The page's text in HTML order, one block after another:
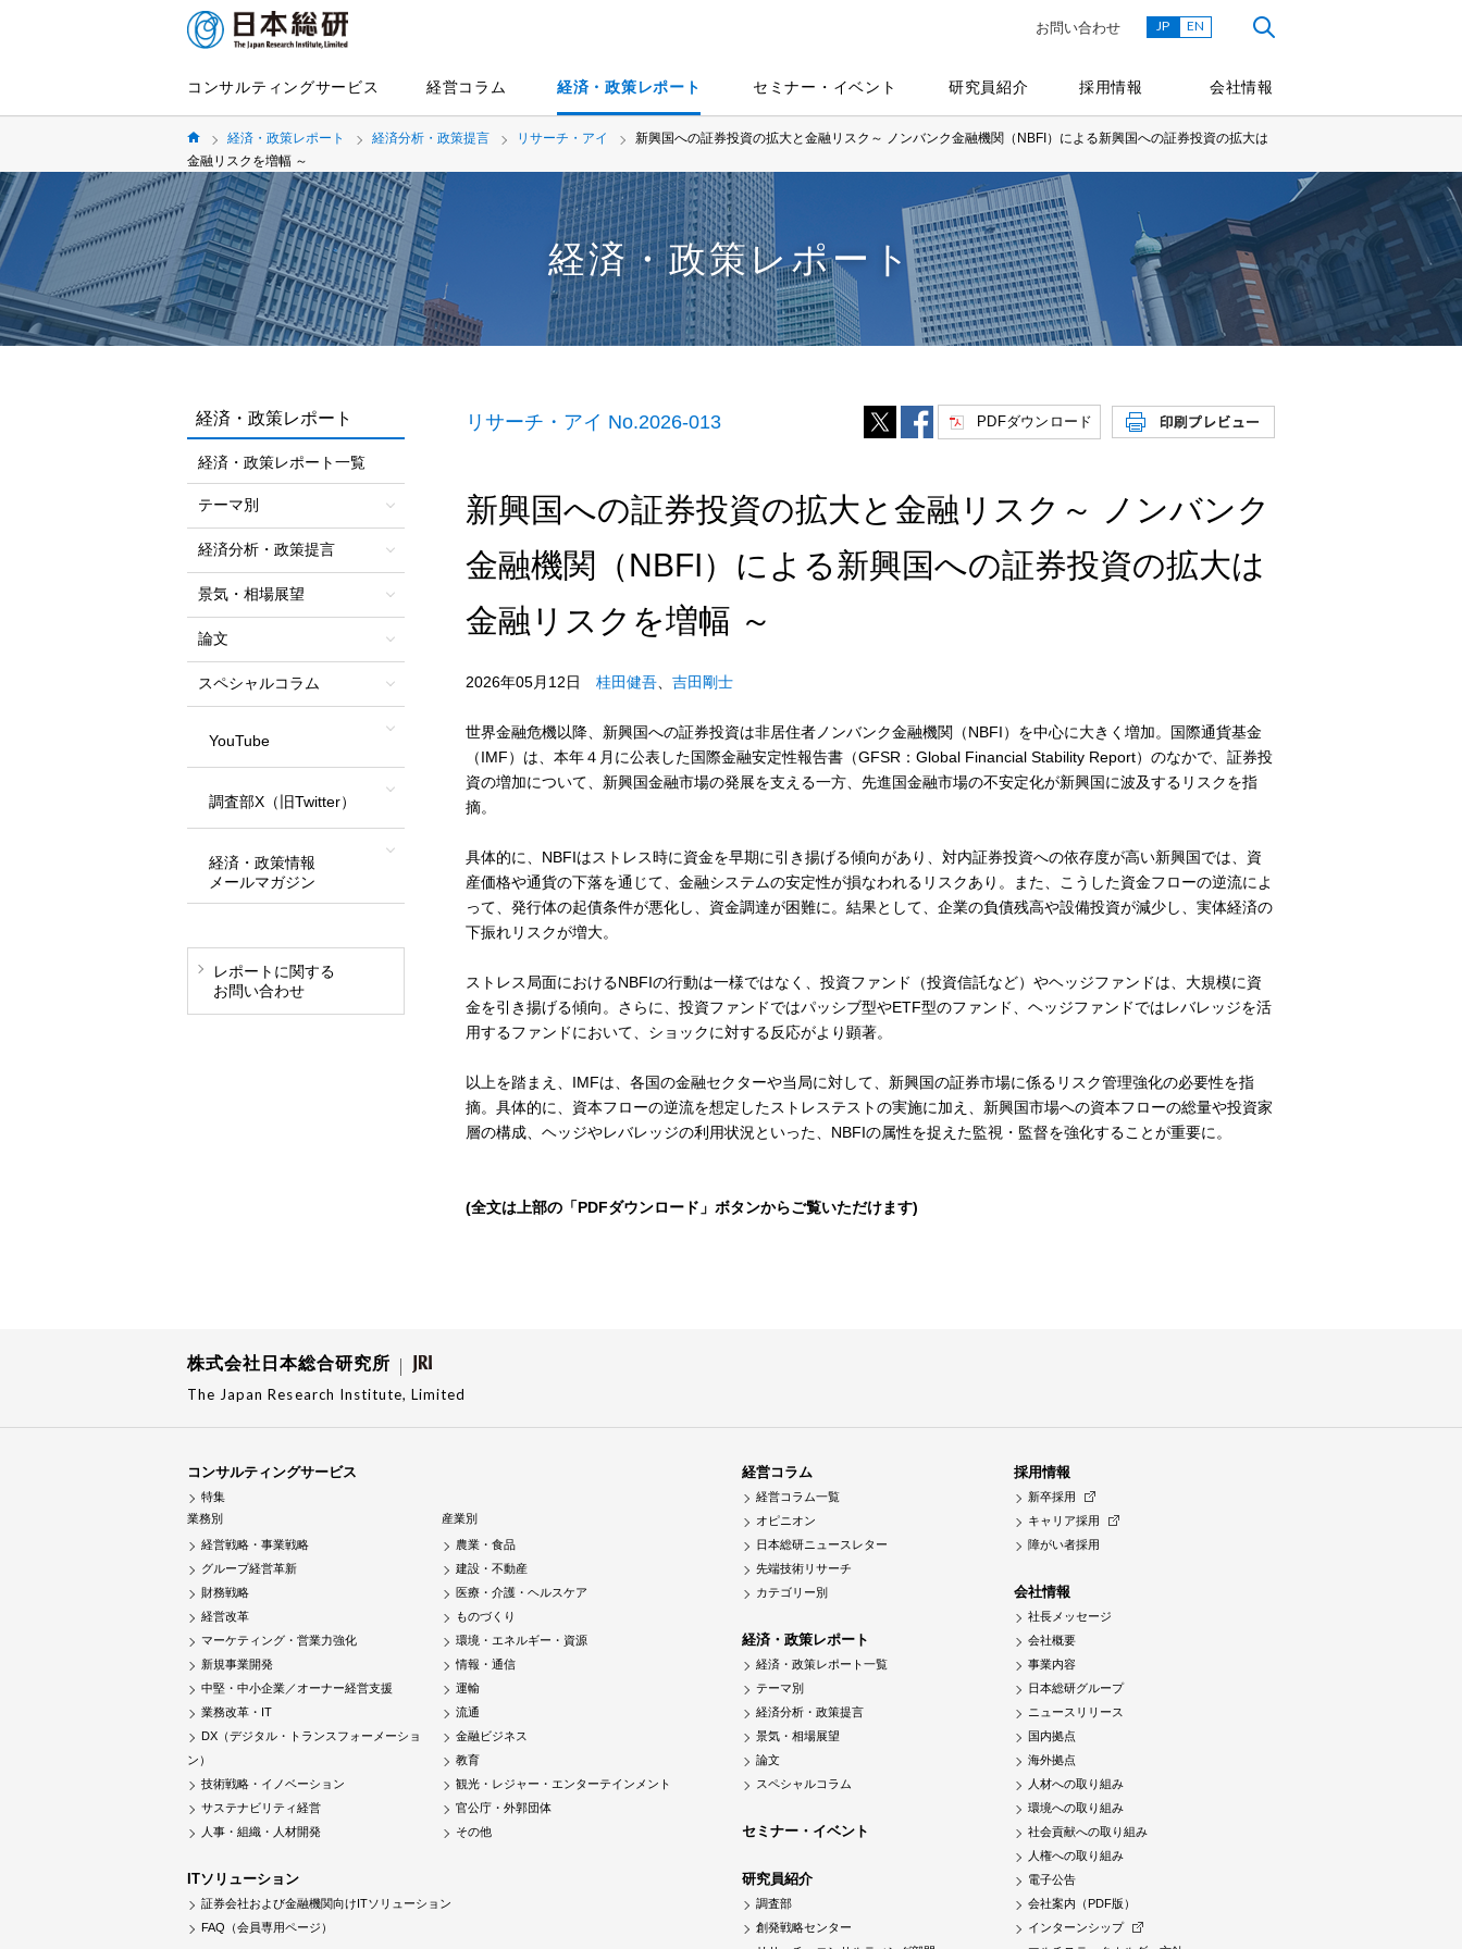
コンサルティングサービス 経営コラム 経済・政策レポート セミナー・イベント 研究員紹介 採用情報 会社情報
お問い合わせ JP EN
経済・政策レポート 経済分析・政策提言 リサーチ・アイ
新興国への証券投資の拡大と金融リスク～ ノンバンク金融機関（NBFI）による新興国への証券投資の拡大は
金融リスクを増幅 ～
経済・政策レポート
PDFダウンロード
リサーチ・アイ No.2026-013
新興国への証券投資の拡大と金融リスク～ ノンバンク
金融機関（NBFI）による新興国への証券投資の拡大は
金融リスクを増幅 ～
2026年05月12日 桂田健吾 吉田剛士
世界金融危機以降、新興国への証券投資は非居住者ノンバンク金融機関（NBFI）を中心に大きく増加。国際通貨基金
（IMF）は、本年４月に公表した国際金融安定性報告書（GFSR：Global Financial Stability Report）のなかで、証券投
資の増加について、新興国金融市場の発展を支える一方、先進国金融市場の不安定化が新興国に波及するリスクを指
摘。
具体的に、NBFIはストレス時に資金を早期に引き揚げる傾向があり、対内証券投資への依存度が高い新興国では、資
産価格や通貨の下落を通じて、金融システムの安定性が損なわれるリスクあり。また、こうした資金フローの逆流によ
って、発行体の起債条件が悪化し、資金調達が困難に。結果として、企業の負債残高や設備投資が減少し、実体経済の
下振れリスクが増大。
ストレス局面におけるNBFIの行動は一様ではなく、投資ファンド（投資信託など）やヘッジファンドは、大規模に資
金を引き揚げる傾向。さらに、投資ファンドではパッシブ型やETF型のファンド、ヘッジファンドではレバレッジを活
用するファンドにおいて、ショックに対する反応がより顕著。
以上を踏まえ、IMFは、各国の金融セクターや当局に対して、新興国の証券市場に係るリスク管理強化の必要性を指
摘。具体的に、資本フローの逆流を想定したストレステストの実施に加え、新興国市場への資本フローの総量や投資家
層の構成、ヘッジやレバレッジの利用状況といった、NBFIの属性を捉えた監視・監督を強化することが重要に。
(全文は上部の「PDFダウンロード」ボタンからご覧いただけます)
経済・政策レポート
経済・政策レポート一覧
テーマ別
経済分析・政策提言
景気・相場展望
論文
スペシャルコラム
YouTube
調査部X（旧Twitter）
経済・政策情報
メールマガジン
レポートに関する
お問い合わせ
株式会社日本総合研究所
The Japan Research Institute, Limited
コンサルティングサービス
特集
業務別
経営戦略・事業戦略
グループ経営革新
財務戦略
経営改革
マーケティング・営業力強化
新規事業開発
中堅・中小企業／オーナー経営支援
業務改革・IT
DX（デジタル・トランスフォーメーショ
ン）
技術戦略・イノベーション
サステナビリティ経営
人事・組織・人材開発
産業別
農業・食品
建設・不動産
医療・介護・ヘルスケア
ものづくり
環境・エネルギー・資源
情報・通信
運輸
流通
金融ビジネス
教育
観光・レジャー・エンターテインメント
官公庁・外郭団体
その他
ITソリューション
証券会社および金融機関向けITソリューション
FAQ（会員専用ページ）
経営コラム
経営コラム一覧
オピニオン
日本総研ニュースレター
先端技術リサーチ
カテゴリー別
経済・政策レポート
経済・政策レポート一覧
テーマ別
経済分析・政策提言
景気・相場展望
論文
スペシャルコラム
セミナー・イベント
研究員紹介
調査部
創発戦略センター
採用情報
新卒採用
キャリア採用
障がい者採用
会社情報
社長メッセージ
会社概要
事業内容
日本総研グループ
ニュースリリース
国内拠点
海外拠点
人材への取り組み
環境への取り組み
社会貢献への取り組み
人権への取り組み
電子公告
会社案内（PDF版）
インターンシップ